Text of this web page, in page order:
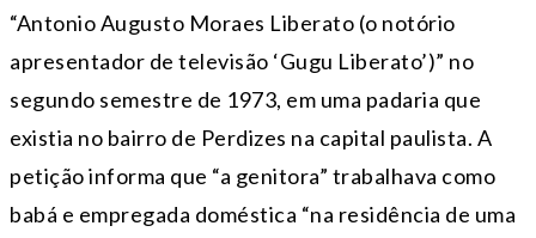
“Antonio Augusto Moraes Liberato (o notório
apresentador de televisão ‘Gugu Liberato’)” no
segundo semestre de 1973, em uma padaria que
existia no bairro de Perdizes na capital paulista. A
petição informa que “a genitora” trabalhava como
babá e empregada doméstica “na residência de uma